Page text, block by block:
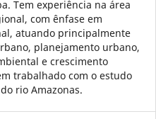
Tem experiência na área
com ênfase em
atuando principalmente
planejamento urbano,
e crescimento
trabalhado com o estudo
rio Amazonas.